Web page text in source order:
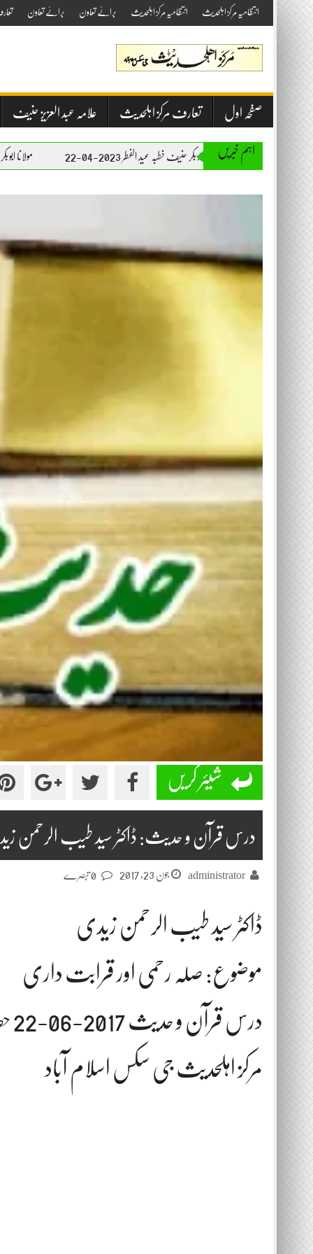
Skip
to
content
انتظامیہ مرکز اہلحدیث انتظامیہ مرکز اہلحدیث برائے تعاون برائے تعاون
صفحہ اول تعارف مرکز اہلحدیث علامہ عبد العزیز حنیف
اہم خبریں
مولانا ابوبکر حنیف خطبہ عید الفطر 2023-04-22 مولانا ابوبکر حنیف خطبہ جمعۃ المبارک
شیئر کریں
درس قرآن و حدیث: ڈاکٹر سید طیب الرحمن زیدی 2017-
administrator جون 23, 2017
ڈاکٹر سید طیب الرحمن زیدی
موضوع: صلہ رحمی اور قرابت داری
درس قرآن و حدیث 2017-06-22 حصہ اول
مرکز اہلحدیث جی سکس اسلام آباد